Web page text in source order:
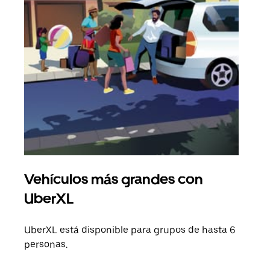
Vehículos más grandes con
UberXL
UberXL está disponible para grupos de hasta 6
personas.